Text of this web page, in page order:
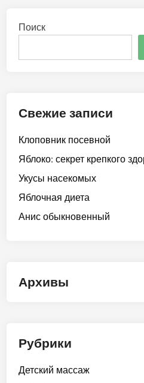
Поиск
Свежие записи
Клоповник посевной
Яблоко: секрет крепкого
Укусы насекомых
Яблочная диета
Анис обыкновенный
Архивы
Рубрики
Детский массаж